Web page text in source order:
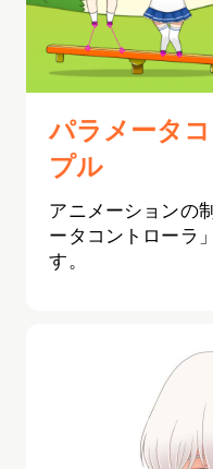
パラメータ
プル
アニメーションの
ータコントローラ
す。